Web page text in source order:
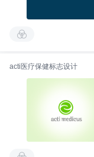
acti医疗保健标志设计